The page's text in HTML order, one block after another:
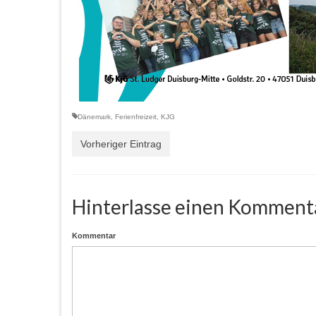
Dänemark Ferienfreizeit KJG
Vorheriger Eintrag
Hinterlasse einen
Kommentar